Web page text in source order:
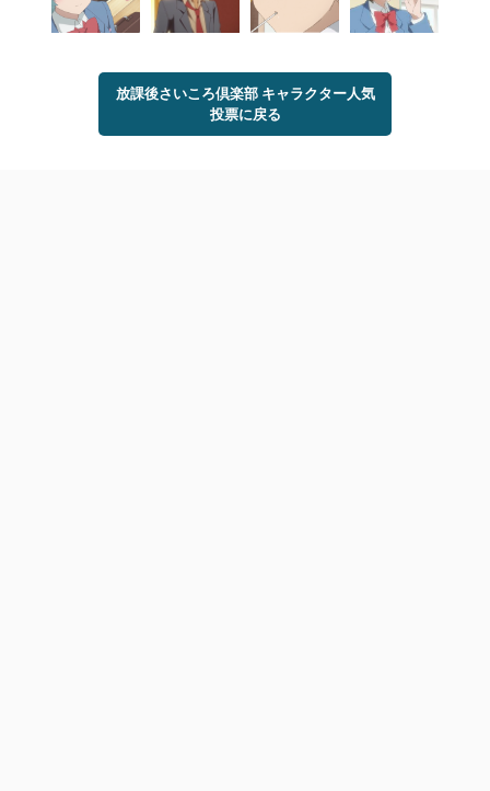
放課後さいころ倶楽部 キャラクター人気
投票に戻る